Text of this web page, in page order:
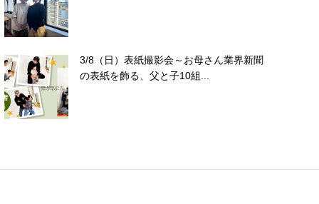
3/8（日）表紙撮影会～お母さん業界新聞
の表紙を飾る、父と子10組...